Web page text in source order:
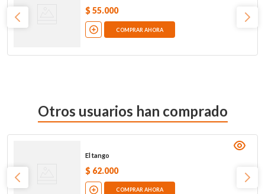
$ 55.000
COMPRAR AHORA
Otros usuarios han comprado
El tango
$ 62.000
COMPRAR AHORA